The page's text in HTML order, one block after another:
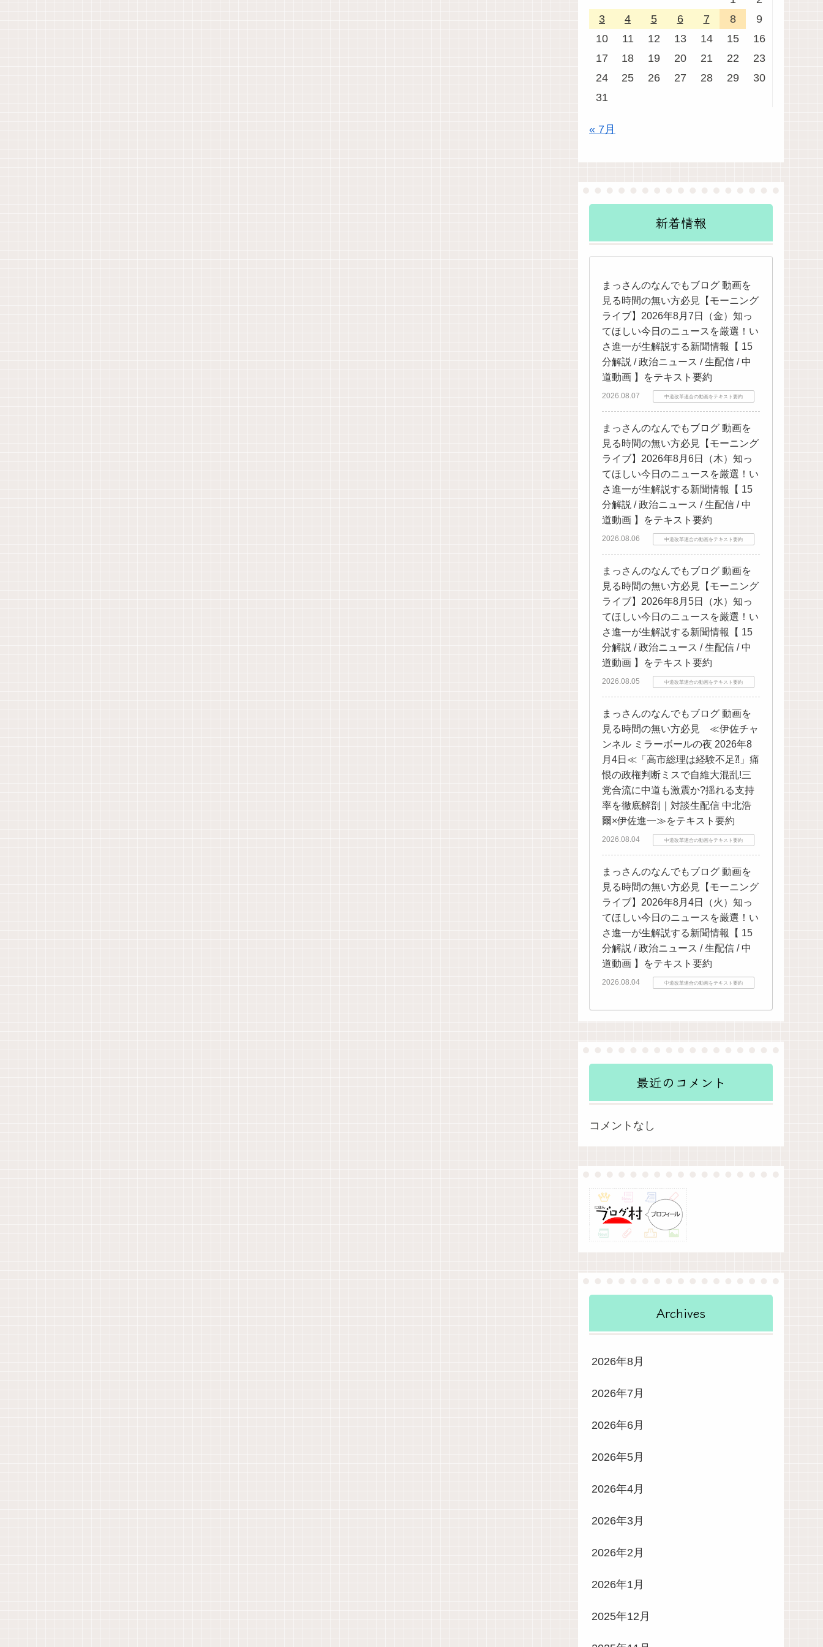
3
4 5 6 7 8
9
10
11 12 13 14 15
16
17
18 19 20 21 22
23
24
25 26 27 28 29
30
31
« 7月
新着情報
まっさんのなんでもブログ 動画を
見る時間の無い方必見【モーニング
ライブ】2026年8月7日（金）知っ
てほしい今日のニュースを厳選！い
さ進一が生解説する新聞情報【 15
分解説 / 政治ニュース / 生配信 / 中
道動画 】をテキスト要約
2026.08.07 中道改革連合の動画をテキスト要約
まっさんのなんでもブログ 動画を
見る時間の無い方必見【モーニング
ライブ】2026年8月6日（木）知っ
てほしい今日のニュースを厳選！い
さ進一が生解説する新聞情報【 15
分解説 / 政治ニュース / 生配信 / 中
道動画 】をテキスト要約
2026.08.06 中道改革連合の動画をテキスト要約
まっさんのなんでもブログ 動画を
見る時間の無い方必見【モーニング
ライブ】2026年8月5日（水）知っ
てほしい今日のニュースを厳選！い
さ進一が生解説する新聞情報【 15
分解説 / 政治ニュース / 生配信 / 中
道動画 】をテキスト要約
2026.08.05 中道改革連合の動画をテキスト要約
まっさんのなんでもブログ 動画を
見る時間の無い方必見 ≪伊佐チャ
ンネル ミラーボールの夜 2026年8
月4日≪「高市総理は経験不足⁈」痛
恨の政権判断ミスで自維大混乱!三
党合流に中道も激震か?揺れる支持
率を徹底解剖｜対談生配信 中北浩
爾×伊佐進一≫をテキスト要約
2026.08.04 中道改革連合の動画をテキスト要約
まっさんのなんでもブログ 動画を
見る時間の無い方必見【モーニング
ライブ】2026年8月4日（火）知っ
てほしい今日のニュースを厳選！い
さ進一が生解説する新聞情報【 15
分解説 / 政治ニュース / 生配信 / 中
道動画 】をテキスト要約
2026.08.04 中道改革連合の動画をテキスト要約
最近のコメント
コメントなし
Archives
2026年8月
2026年7月
2026年6月
2026年5月
2026年4月
2026年3月
2026年2月
2026年1月
2025年12月